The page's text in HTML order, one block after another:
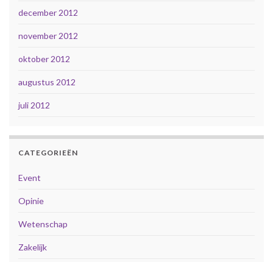
december 2012
november 2012
oktober 2012
augustus 2012
juli 2012
CATEGORIEËN
Event
Opinie
Wetenschap
Zakelijk